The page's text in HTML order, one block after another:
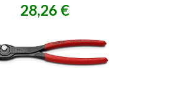
28,26 €